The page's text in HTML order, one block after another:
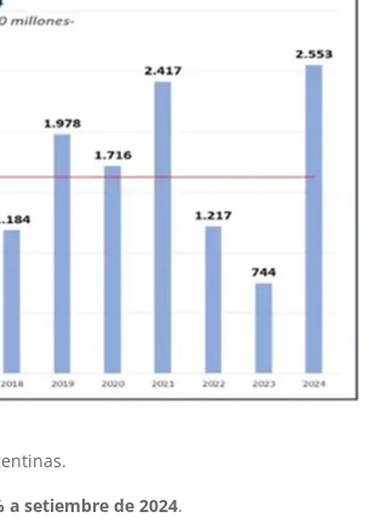
a setiembre de 2024.